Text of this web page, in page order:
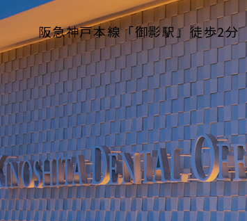
阪急神戸本線「御影駅」徒歩2分